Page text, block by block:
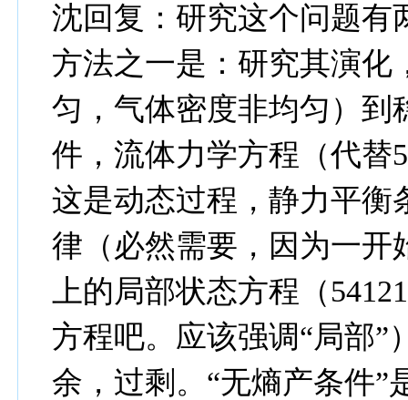
沈回复：研究这个问题有
方法之一是：研究其演化
匀，气体密度非均匀）到
件，流体力学方程（代替
这是动态过程，静力平衡
律（必然需要，因为一开
上的局部状态方程（
方程吧。应该强调“局部”
余，过剩。“无熵产条件”